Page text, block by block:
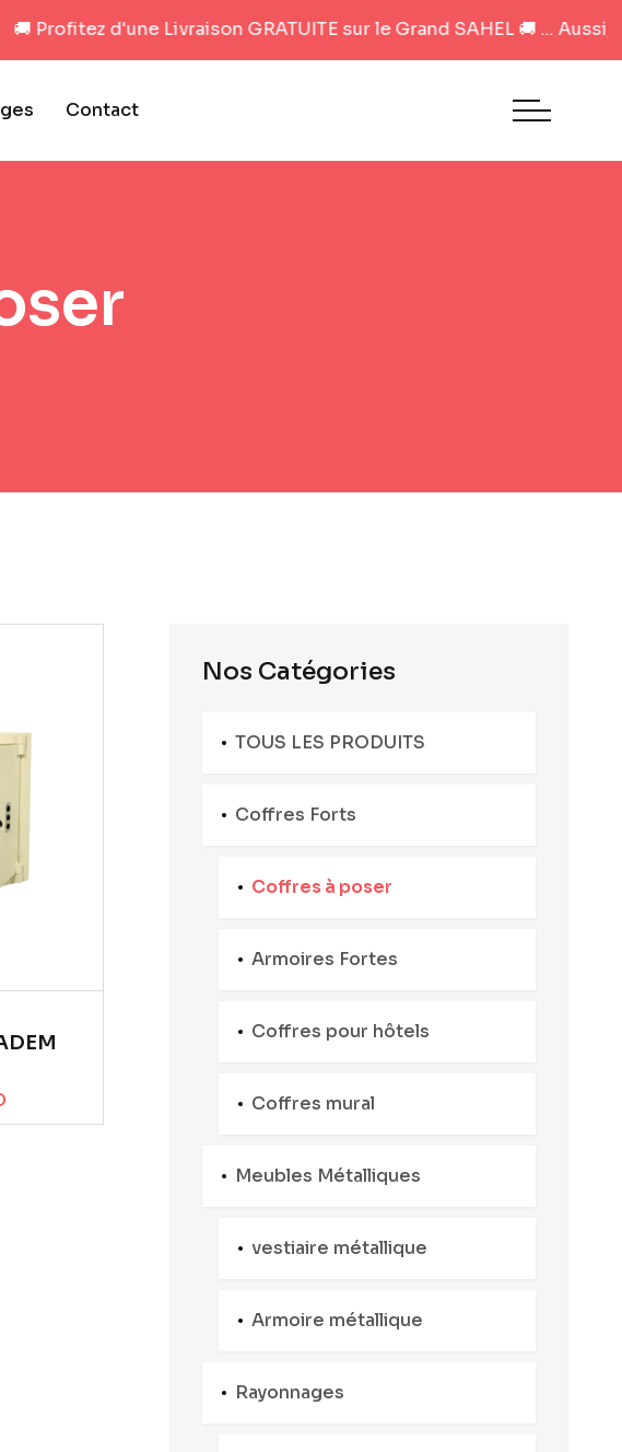
d'une Livraison GRATUITE sur le Grand SAHEL 🚚 ... Aussi,
Contact
Nos Catégories
TOUS LES PRODUITS
Coffres Forts
Coffres à poser
Armoires Fortes
Coffres pour hôtels
Coffres mural
Meubles Métalliques
vestiaire métallique
Armoire métallique
Rayonnages